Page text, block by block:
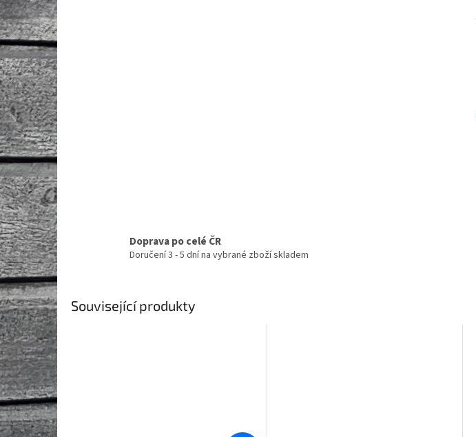
Doprava po celé ČR
Doručení 3 - 5 dní na vybrané zboží skladem
Související produkty